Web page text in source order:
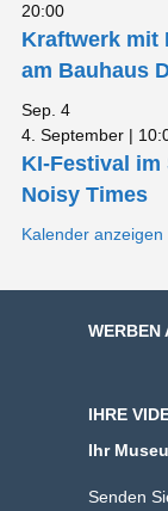
20:00
Kraftwerk mit
am Bauhaus
Sep. 4
4. September |
KI-Festival
Noisy Times
Kalender anzeigen
WERBEN
IHRE
Ihr
Senden